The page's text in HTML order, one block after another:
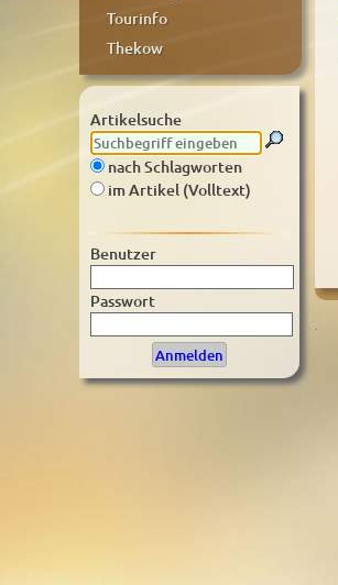
Tourinfo
Thekow
Artikelsuche
nach Schlagworten
im Artikel (Volltext)
Benutzer
Passwort
.